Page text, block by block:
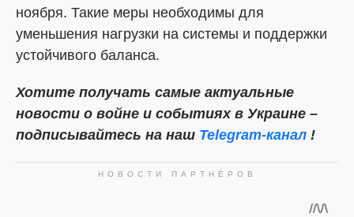
ноября. Такие меры необходимы для
уменьшения нагрузки на системы и поддержки
устойчивого баланса.
Хотите получать самые актуальные
новости о войне и событиях в Украине –
подписывайтесь на наш Telegram-канал !